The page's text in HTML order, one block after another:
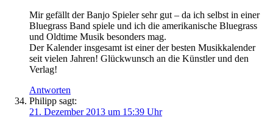
Mir gefällt der Banjo Spieler sehr gut – da ich selbst in einer
Bluegrass Band spiele und ich die amerikanische Bluegrass
und Oldtime Musik besonders mag.
Der Kalender insgesamt ist einer der besten Musikkalender
seit vielen Jahren! Glückwunsch an die Künstler und den
Verlag!
Antworten
Philipp sagt:
21. Dezember 2013 um 15:39 Uhr